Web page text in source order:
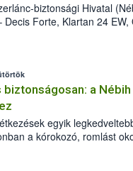
biztonsági Hivatal
Decis Forte, Klartan 24 EW,
így azok a
(BBCH 91) stádiumáig
lehetőség a károsító
készítmény kis
is elérhető és ökológiai
a Nébih
egyik
a kórokozó, romlást
is kedvez. A
megfelelő sütési technikáról